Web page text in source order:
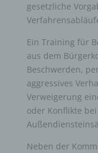
gesetzliche
Ein Training für
aus dem
Beschwerden,
aggressives
Verweigerung
oder Konflikte
Neben der